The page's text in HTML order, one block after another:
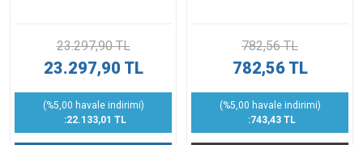
23.297,90 TL
23.297,90 TL
(%5,00 havale indirimi)
:22.133,01 TL
782,56 TL
782,56 TL
(%5,00 havale indirimi)
:743,43 TL